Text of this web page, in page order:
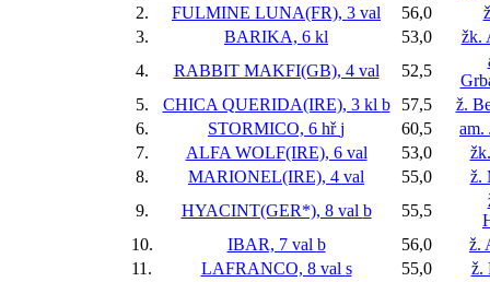
2.
FULMINE LUNA(FR), 3 val 56,0
3.
BARIKA, 6 kl 53,0
žk.
4.
RABBIT MAKFI(GB), 4 val 52,5
5.
CHICA QUERIDA(IRE), 3 kl b 57,5
ž.
6.
STORMICO, 6 hřj 60,5
am.
7.
ALFA WOLF(IRE), 6 val 53,0
8.
MARIONEL(IRE), 4 val 55,0
ž.
9.
HYACINT(GER*), 8 val b 55,5
10.
IBAR, 7 val b 56,0
ž.
11.
LAFRANCO, 8 val s 55,0
ž.